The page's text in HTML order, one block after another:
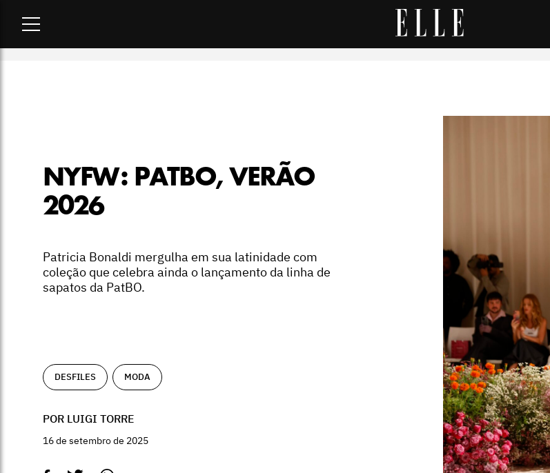
NYFW: PATBO, VERÃO
2026
Patricia Bonaldi mergulha em sua latinidade com
coleção que celebra ainda o lançamento da linha de
sapatos da PatBO.
DESFILES MODA
POR LUIGI TORRE
16 de setembro de 2025